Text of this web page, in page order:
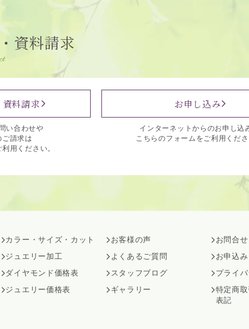
資料請求
料請求
い合わせや
請求は
用ください。
お申し込み
インターネットからのお申し込
こちらのフォームをご利用くださ
カラー・サイズ・カット
ジュエリー加工
ダイヤモンド価格表
ジュエリー価格表
お客様の声
よくあるご質問
スタッフブログ
ギャラリー
お問合
お申込み
プライ
特定商
表記